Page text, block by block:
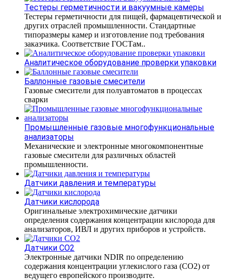
Тестеры герметичности и вакуумные камеры
Тестеры герметичности для пищей, фармацевтической и
других отраслей промышленности. Стандартные
типоразмеры камер и изготовление под требования
заказчика. Соответствие ГОСТам..
Аналитическое оборудование проверки упаковки
Баллонные газовые смесители
Газовые смесители для полуавтоматов в процессах
сварки
Промышленные газовые многофункциональные
анализаторы
Механические и электронные многокомпонентные
газовые смесители для различных областей
промышленности.
Датчики давления и температуры
Датчики кислорода
Оригинальные электрохимические датчики
определения содержания концентрации кислорода для
анализаторов, ИВЛ и других приборов и устройств.
Датчики CO2
Электронные датчики NDIR по определению
содержания концентрации углекислого газа (СО2) от
ведущего европейского производите.